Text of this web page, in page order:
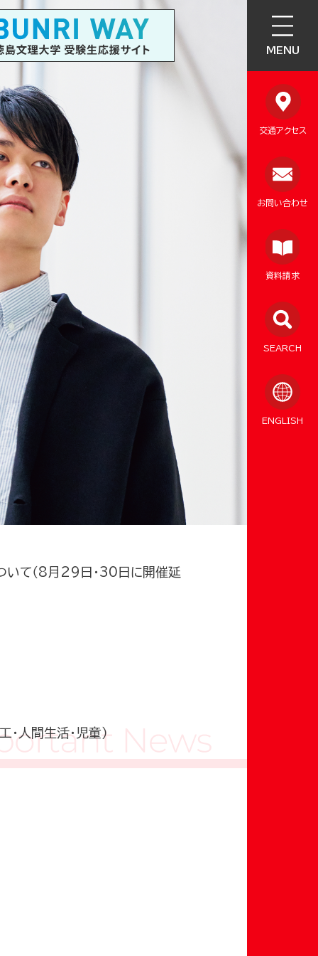
MENU
交通アクセス
お問い合わせ
資料請求
SEARCH
ENGLISH
いて（8月29日・30日に開催延
・人間生活・児童）